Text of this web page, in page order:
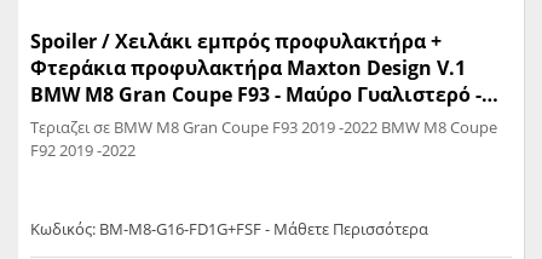
Spoiler / Χειλάκι εμπρός προφυλακτήρα +
Φτεράκια προφυλακτήρα Maxton Design V.1
BMW M8 Gran Coupe F93 - Μαύρο Γυαλιστερό -
(BM-M8-G16-FD1G+FSF)
Τεριαζει σε BMW M8 Gran Coupe F93 2019 -2022 BMW M8 Coupe
F92 2019 -2022
Κωδικός: BM-M8-G16-FD1G+FSF - Μάθετε Περισσότερα